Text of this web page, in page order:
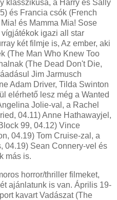
klasszikusa, a Harry és Sally
és Francia csók (French
és Mamma Mia! Sose
igazi all star
két filmje is, Az ember, aki
(The Man Who Knew Too
(The Dead Don't Die,
Jim Jarmusch
Adam Driver, Tilda Swinton
elérhető lesz még a Wanted
Jolie-val, a Rachel
04.11) Anne Hathawayjel,
99, 04.12) Vince
04.19) Tom Cruise-zal, a
04.19) Sean Connery-vel és
más is.
horror/thriller filmeket,
ajánlatunk is van. Április 19-
kavart Vadászat (The